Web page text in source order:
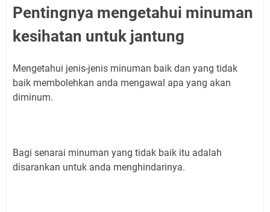
Pentingnya mengetahui minuman
kesihatan untuk jantung
Mengetahui jenis-jenis minuman baik dan yang tidak
baik membolehkan anda mengawal apa yang akan
diminum.
Bagi senarai minuman yang tidak baik itu adalah
disarankan untuk anda menghindarinya.